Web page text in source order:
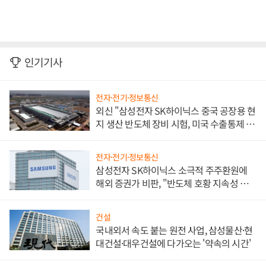
인기기사
전자·전기·정보통신
외신 "삼성전자 SK하이닉스 중국 공장용 현
지 생산 반도체 장비 시험, 미국 수출통제 대
전자·전기·정보통신
삼성전자 SK하이닉스 소극적 주주환원에
해외 증권가 비판, "반도체 호황 지속성 의
건설
국내외서 속도 붙는 원전 사업, 삼성물산·현
대건설·대우건설에 다가오는 '약속의 시간'